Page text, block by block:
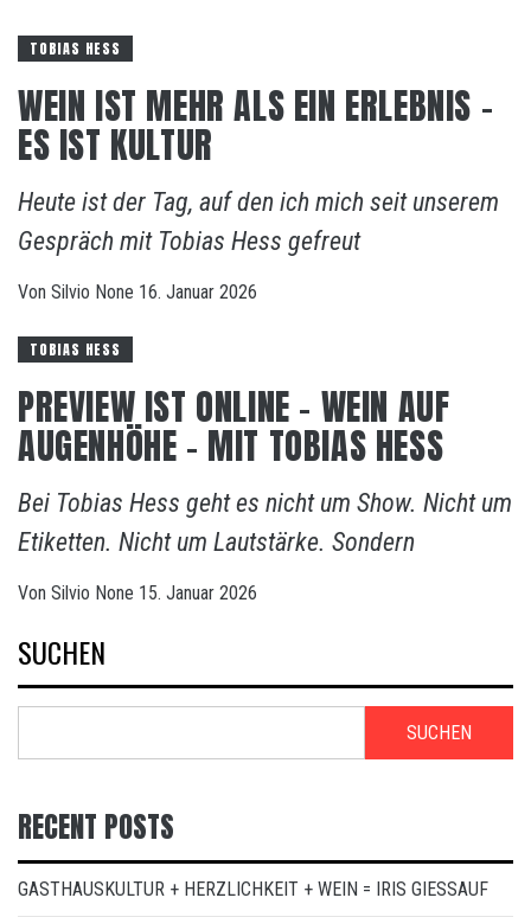
TOBIAS HESS
WEIN IST MEHR ALS EIN ERLEBNIS –
ES IST KULTUR
Heute ist der Tag, auf den ich mich seit unserem
Gespräch mit Tobias Hess gefreut
Von Silvio None 16. Januar 2026
TOBIAS HESS
PREVIEW IST ONLINE – WEIN AUF
AUGENHÖHE – MIT TOBIAS HESS
Bei Tobias Hess geht es nicht um Show. Nicht um
Etiketten. Nicht um Lautstärke. Sondern
Von Silvio None 15. Januar 2026
SUCHEN
SUCHEN
RECENT POSTS
GASTHAUSKULTUR + HERZLICHKEIT + WEIN = IRIS GIESSAUF